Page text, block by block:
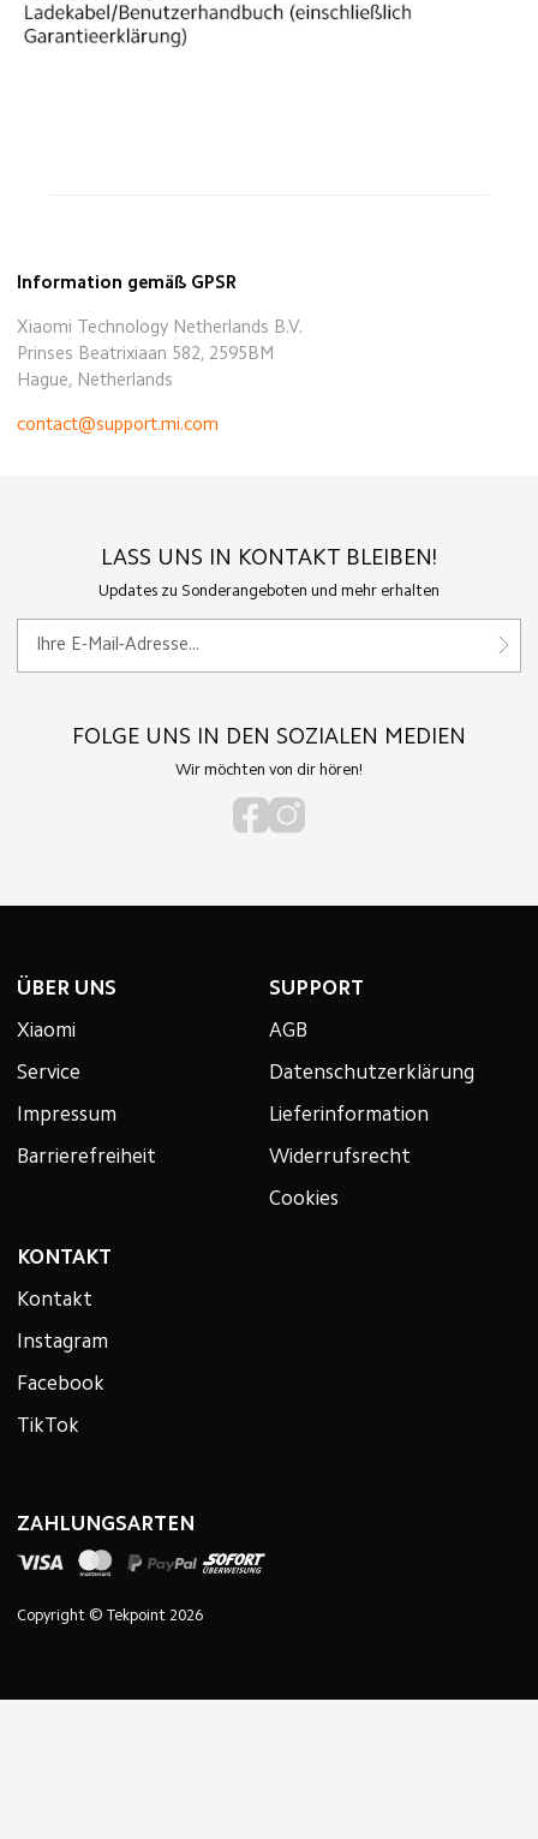
Information gemäß GPSR
Xiaomi Technology Netherlands B.V.
Prinses Beatrixiaan 582, 2595BM
Hague, Netherlands
contact@support.mi.com
LASS UNS IN KONTAKT BLEIBEN!
Updates zu Sonderangeboten und mehr erhalten
FOLGE UNS IN DEN SOZIALEN MEDIEN
Wir möchten von dir hören!
ÜBER UNS
Xiaomi
Service
Impressum
Barrierefreiheit
SUPPORT
AGB
Datenschutzerklärung
Lieferinformation
Widerrufsrecht
Cookies
KONTAKT
Kontakt
Instagram
Facebook
TikTok
ZAHLUNGSARTEN
Copyright © Tekpoint 2026